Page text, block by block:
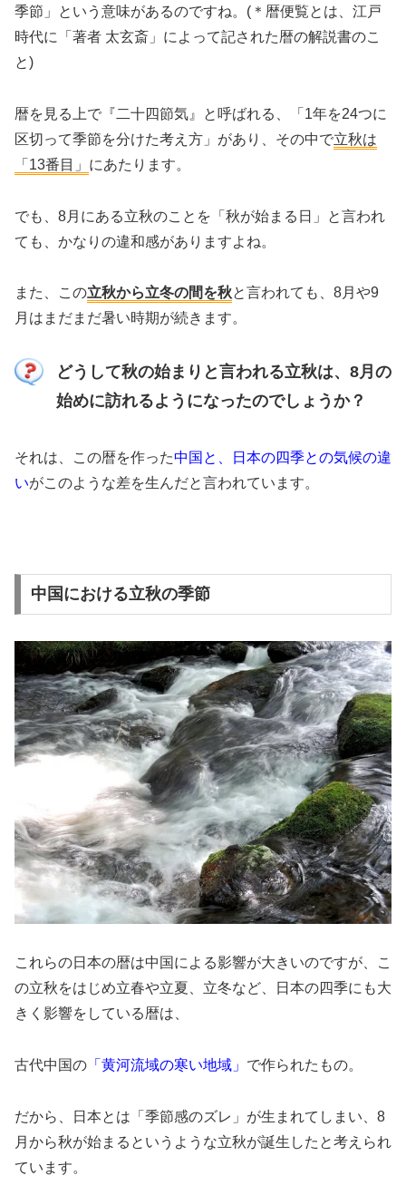
季節」という意味があるのですね。(＊暦便覧とは、江戸
時代に「著者 太玄斎」によって記された暦の解説書のこ
と)
暦を見る上で『二十四節気』と呼ばれる、「1年を24つに
区切って季節を分けた考え方」があり、その中で立秋は
「13番目」 にあたります。
でも、8月にある立秋のことを「秋が始まる日」と言われ
ても、かなりの違和感がありますよね。
また、この立秋から立冬の間を秋と言われても、8月や9
月はまだまだ暑い時期が続きます。
どうして秋の始まりと言われる立秋は、8月の
始めに訪れるようになったのでしょうか？
それは、この暦を作った中国と、日本の四季との気候の違
いがこのような差を生んだと言われています。
中国における立秋の季節
これらの日本の暦は中国による影響が大きいのですが、こ
の立秋をはじめ立春や立夏、立冬など、日本の四季にも大
きく影響をしている暦は、
古代中国の 「黄河流域の寒い地域」 で作られたもの。
だから、日本とは 「季節感のズレ」 が生まれてしまい、8
月から秋が始まるというような立秋が誕生したと考えられ
ています。